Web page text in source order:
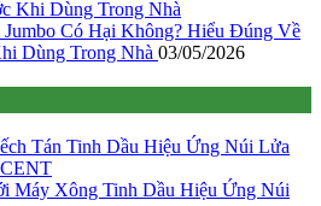
Có Hại Không? Hiểu Đúng Về
Dùng Trong Nhà 03/05/2026
Máy Xông Tinh Dầu Hiệu Ứng Núi